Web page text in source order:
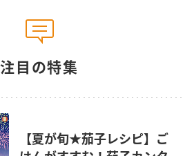
注目の特集
【夏が旬★茄子レシピ】ご